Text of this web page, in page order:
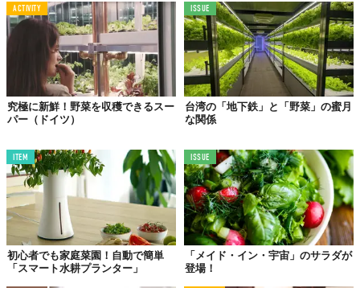
サイズ：直径29cm×高さ21〜37cm (ハイトブロック使用
時)
重さ：2.6kg
本体価格：51,840円（税込み）
ACTIVITY
究極に新鮮！野菜を収穫できるスー
パー（ドイツ）
ISSUE
台湾の「地下鉄」と「野菜」の蜜月
な関係
ITEM
初心者でも家庭菜園！自動で簡単
「スマート水耕プランター」
ISSUE
「メイド・イン・宇宙」のサラダが
登場！